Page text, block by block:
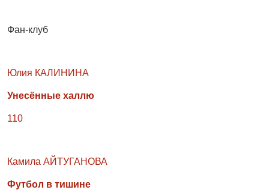
Фан-клуб
Юлия КАЛИНИНА
Унесённые халлю
110
Камила АЙТУГАНОВА
Футбол в тишине